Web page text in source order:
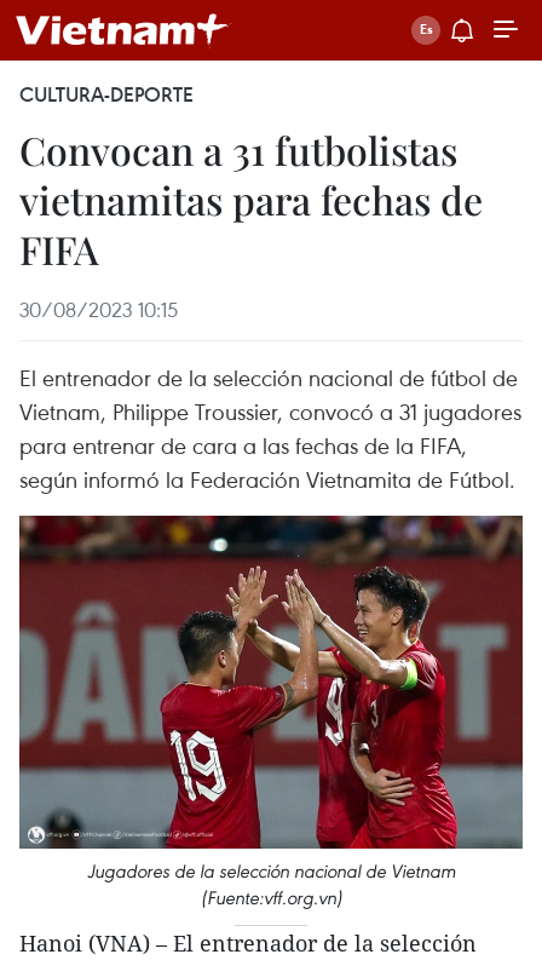
CULTURA-DEPORTE
Convocan a 31 futbolistas
vietnamitas para fechas de
FIFA
30/08/2023 10:15
El entrenador de la selección nacional de fútbol de
Vietnam, Philippe Troussier, convocó a 31 jugadores
para entrenar de cara a las fechas de la FIFA,
según informó la Federación Vietnamita de Fútbol.
Jugadores de la selección nacional de Vietnam
(Fuente:vff.org.vn)
Hanoi (VNA) – El entrenador de la selección